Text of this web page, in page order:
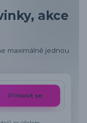
akce
maximálně jednou
Přihlásit se